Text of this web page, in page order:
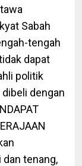
Sabah
tengah
dapat
politik
dibeli dengan
tenang,